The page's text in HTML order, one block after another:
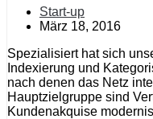
Start-up
März 18, 2016
Spezialisiert hat sich
Indexierung und
nach denen das Netz
Hauptzielgruppe sind
Kundenakquise